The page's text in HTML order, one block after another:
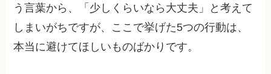
う言葉から、「少しくらいなら大丈夫」と考えて
しまいがちですが、ここで挙げた5つの行動は、
本当に避けてほしいものばかりです。